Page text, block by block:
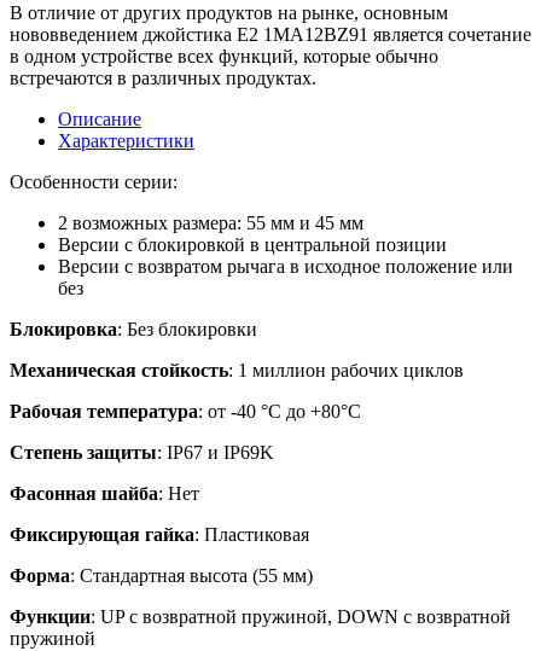
В отличие от других продуктов на рынке, основным
нововведением джойстика E2 1MA12BZ91 является сочетание
в одном устройстве всех функций, которые обычно
встречаются в различных продуктах.
Описание
Характеристики
Особенности серии:
2 возможных размера: 55 мм и 45 мм
Версии с блокировкой в центральной позиции
Версии с возвратом рычага в исходное положение или
без
Блокировка: Без блокировки
Механическая стойкость: 1 миллион рабочих циклов
Рабочая температура: от -40 °C до +80°C
Степень защиты: IP67 и IP69K
Фасонная шайба: Нет
Фиксирующая гайка: Пластиковая
Форма: Стандартная высота (55 мм)
Функции: UP с возвратной пружиной, DOWN с возвратной
пружиной